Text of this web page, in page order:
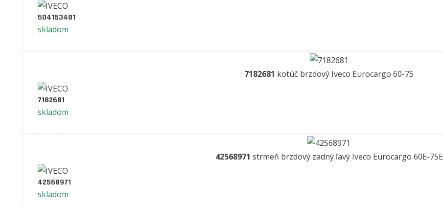
504153481
skladom
7182681 kotúč brzdový Iveco Eurocargo 60-75
7182681
skladom
42568971 strmeň brzdový zadný ľavý Iveco Eurocargo 60E-75E
42568971
skladom